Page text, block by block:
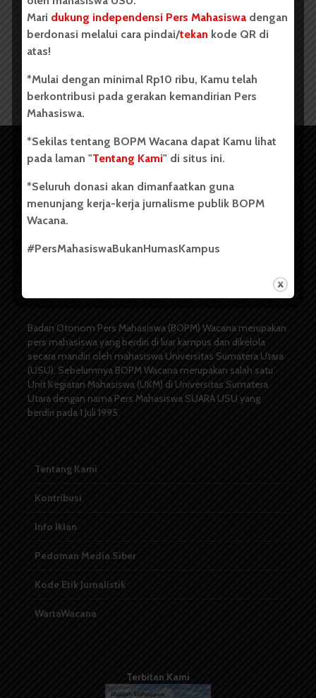
Badan Otonom Pers Mahasiswa (BOPM) Wacana merupakan
pers mahasiswa yang berdiri di luar kampus dan dikelola
secara mandiri oleh mahasiswa Universitas Sumatera Utara
(USU). Sebelumnya BOPM Wacana merupakan salah satu
Unit Kegiatan Mahasiswa (UKM) di Universitas Sumatera
Utara dengan nama Pers Mahasiswa SUARA USU yang
berdiri pada 1 Juli 1995.
Tentang Kami
Kontribusi
Info Iklan
Pedoman Media Siber
Kode Etik Jurnalistik
WartaWacana
Terbitan Kami
Mari dukung independensi Pers Mahasiswa dengan
berdonasi melalui cara pindai/tekan kode QR di
atas!
*Mulai dengan minimal Rp10 ribu, Kamu telah
berkontribusi pada gerakan kemandirian Pers
Mahasiswa.
*Sekilas tentang BOPM Wacana dapat Kamu lihat
pada laman "Tentang Kami" di situs ini.
*Seluruh donasi akan dimanfaatkan guna
menunjang kerja-kerja jurnalisme publik BOPM
Wacana.
#PersMahasiswaBukanHumasKampus